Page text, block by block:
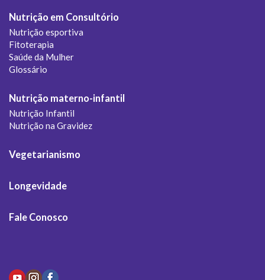
Nutrição em Consultório
Nutrição esportiva
Fitoterapia
Saúde da Mulher
Glossário
Nutrição materno-infantil
Nutrição Infantil
Nutrição na Gravidez
Vegetarianismo
Longevidade
Fale Conosco